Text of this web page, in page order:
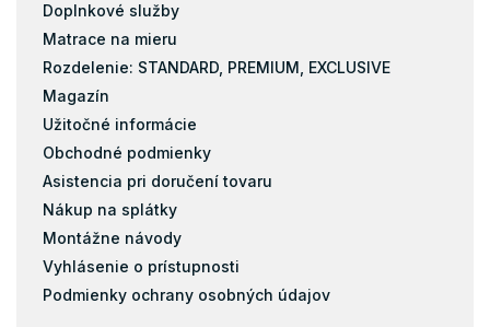
Matrace 40x90
Matrace 50x200
Matrace 60x110
Matrace 60x160
Matrace 60x190
Matrace 60x200
Doplnkové služby
Matrace na mieru
Rozdelenie: STANDARD, PREMIUM, EXCLUSIVE
Magazín
Užitočné informácie
Obchodné podmienky
Asistencia pri doručení tovaru
Nákup na splátky
Montážne návody
Vyhlásenie o prístupnosti
Podmienky ochrany osobných údajov